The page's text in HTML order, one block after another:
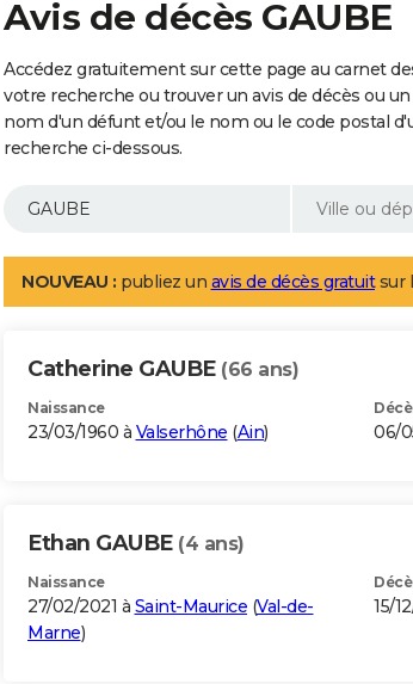
Avis de décès GAUBE
Accédez gratuitement sur cette page au carnet
votre recherche ou trouver un avis de décès ou
nom d'un défunt et/ou le nom ou le code postal
recherche ci-dessous.
NOUVEAU : publiez un avis de décès gratuitsur
Catherine GAUBE (66 ans)
Naissance
23/03/1960 à Valserhône (Ain) 06/
Ethan GAUBE (4 ans)
Naissance
27/02/2021 à Saint-Maurice (Val-de-
Marne)
15/